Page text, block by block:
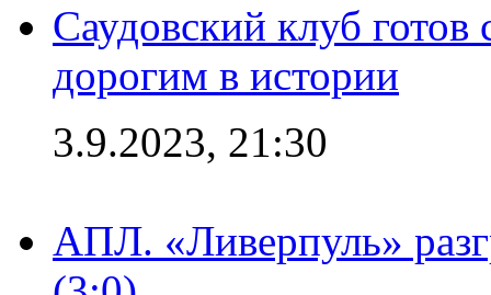
Саудовский клуб
дорогим в истории
3.9.2023, 21:30
АПЛ. «Ливерпуль»